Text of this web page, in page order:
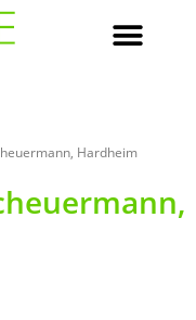
Hardheim